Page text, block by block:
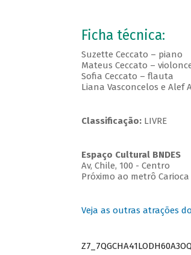
Ficha técnica:
Suzette Ceccato – piano
Mateus Ceccato –
Sofia Ceccato – flauta
Liana Vasconcelos e
Classificação:LIVRE
Espaço Cultural BNDES
Av, Chile, 100 - Centro
Próximo ao metrô Carioca
Veja as outras atrações